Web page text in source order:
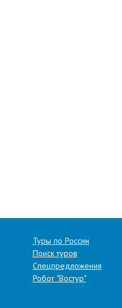
Туры по России
Поиск туров
Спецпредложения
Робот "Востур"